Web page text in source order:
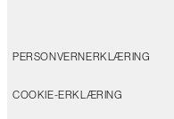
PERSONVERNERKLÆRING
COOKIE-ERKLÆRING